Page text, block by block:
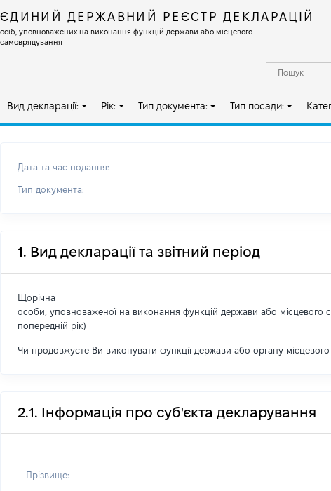
ЄДИНИЙ ДЕРЖАВНИЙ РЕЄСТР ДЕКЛАРАЦІЙ
осіб, уповноважених на виконання функцій держави або місцевого
самоврядування
Вид декларації: Рік: Тип документа: Тип посади:
Дата та час подання:
Тип документа:
1. Вид декларації та звітний період
Щорічна
особи, уповноваженої на виконання функцій держави або місцевого
попередній рік)
Чи продовжуєте Ви виконувати функції держави або органу
2.1. Інформація про суб'єкта декларування
Прізвище: